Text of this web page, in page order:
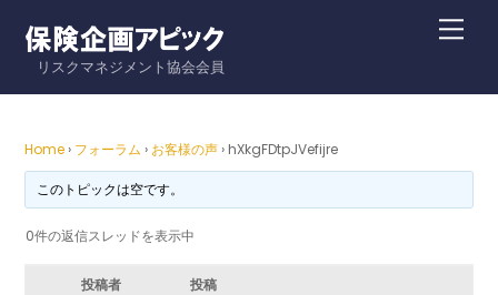
contentリスクマネジメント協会会員
Home › フォーラム › お客様の声 › hXkgFDtpJVefijre
このトピックは空です。
0件の返信スレッドを表示中
投稿者 投稿